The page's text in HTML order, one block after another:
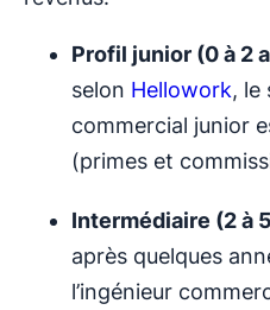
Profil junior (0 à 2
selon Hellowork, le
commercial junior
(primes et
Intermédiaire (2 à
après quelques
l’ingénieur